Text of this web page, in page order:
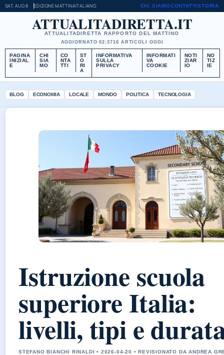
SAT, AUG 8 EDIZIONE MATTINAITALIANO CHI SIAMOCONTATTISTORIA
ATTUALITADIRETTA.IT
ATTUALITADIRETTA RAPPORTO DEL MATTINO
AGGIORNATO 02:3716 ARTICOLI OGGI
PAGINA
INIZIAL
E
CHI
SIA
MO
CO
NTA
TTI
ST
O
RI
A
INFORMATIVA
SULLA
PRIVACY
INFORMATI
VA
COOKIE
NOTI
ZIAR
IO
NO
TIZ
IE
BLOG ECONOMIA LOCALE MONDO POLITICA TECNOLOGIA
Istruzione scuola
superiore Italia:
livelli, tipi e
STEFANO BIANCHI RINALDI • 2026-04-20 • REVISIONATO DA ANDREA